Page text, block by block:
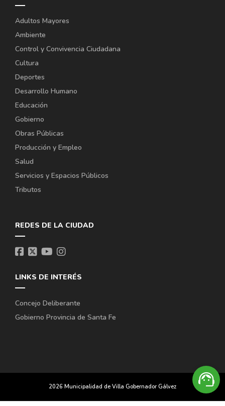
support_agent
Adultos Mayores
Ambiente
Control y Convivencia Ciudadana
Cultura
Deportes
Desarrollo Humano
Educación
Gobierno
Obras Públicas
Producción y Empleo
Salud
Servicios y Espacios Públicos
Tributos
REDES DE LA CIUDAD
LINKS DE INTERÉS
Concejo Deliberante
Gobierno Provincia de Santa Fe
2026 Municipalidad de Villa Gobernador Gálvez